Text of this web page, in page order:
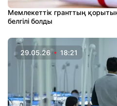
Мемлекеттік гранттың
белгілі болды
29.05.26 18:21